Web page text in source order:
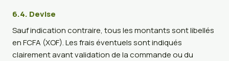
6.4. Devise
Sauf indication contraire, tous les montants sont libellés
en FCFA (XOF). Les frais éventuels sont indiqués
clairement avant validation de la commande ou du